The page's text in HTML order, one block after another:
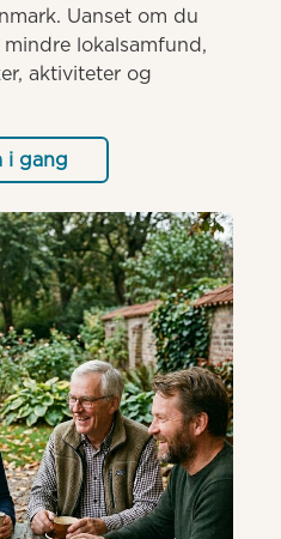
Uanset om du
lokalsamfund,
aktiviteter og
i gang